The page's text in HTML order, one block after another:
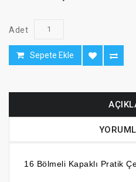
Adet
Sepete Ekle
16 Bölmeli Kapaklı Pratik